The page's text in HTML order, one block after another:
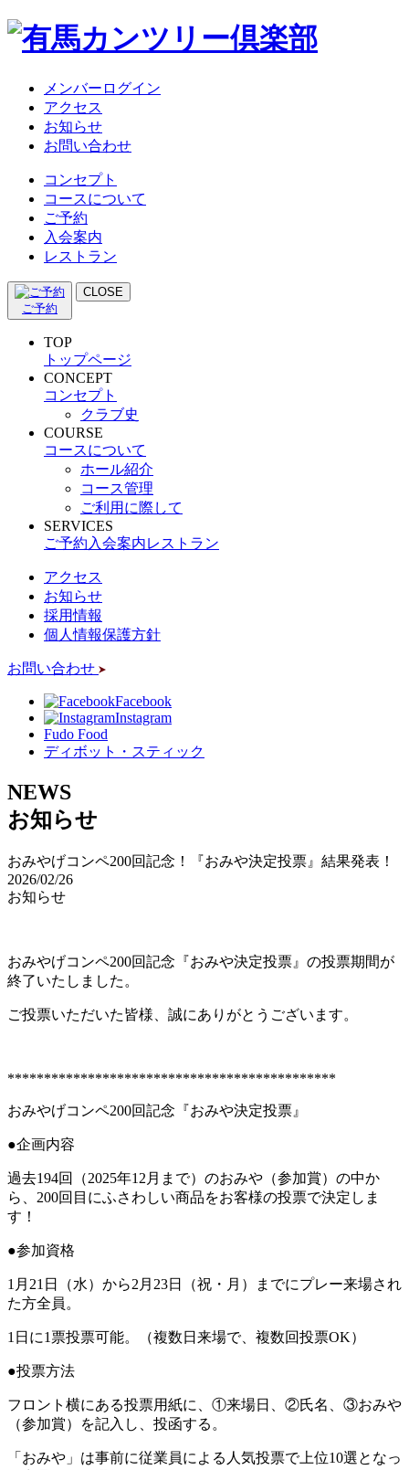
メンバーログイン
アクセス
お知らせ
お問い合わせ
コンセプト
コースについて
ご予約
入会案内
レストラン
ご予約
CLOSE
TOP
トップページ
CONCEPT
コンセプト
クラブ史
COURSE
コースについて
ホール紹介
コース管理
ご利用に際して
SERVICES
ご予約 入会案内レストラン
アクセス
お知らせ
採用情報
個人情報保護方針
お問い合わせ
Facebook
Instagram
Fudo Food
ディボット・スティック
NEWS
お知らせ
おみやげコンペ200回記念！『おみや決定投票』結果発表！
2026/02/26
お知らせ
おみやげコンペ200回記念『おみや決定投票』の投票期間が
終了いたしました。
ご投票いただいた皆様、誠にありがとうございます。
*********************************************
おみやげコンペ200回記念『おみや決定投票』
●企画内容
過去194回（2025年12月まで）のおみや（参加賞）の中か
ら、200回目にふさわしい商品をお客様の投票で決定しま
す！
●参加資格
1月21日（水）から2月23日（祝・月）までにプレー来場され
た方全員。
1日に1票投票可能。（複数日来場で、複数回投票OK）
●投票方法
フロント横にある投票用紙に、①来場日、②氏名、③おみや
（参加賞）を記入し、投函する。
「おみや」は事前に従業員による人気投票で上位10選となっ